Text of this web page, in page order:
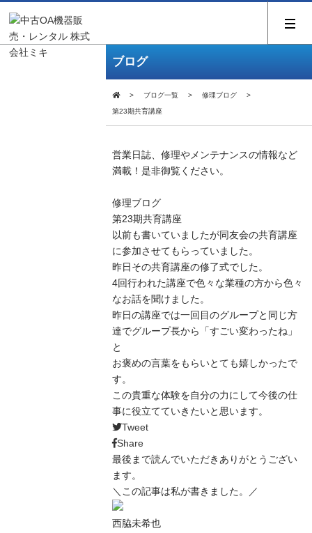
ブログ
ブログ一覧 修理ブログ
第23期共育講座
営業日誌、修理やメンテナンスの情報など
満載！是非御覧ください。
修理ブログ
第23期共育講座
以前も書いていましたが同友会の共育講座
に参加させてもらっていました。
昨日その共育講座の修了式でした。
4回行われた講座で色々な業種の方から色々
なお話を聞けました。
昨日の講座では一回目のグループと同じ方
達でグループ長から「すごい変わったね」
と
お褒めの言葉をもらいとても嬉しかったで
す。
この貴重な体験を自分の力にして今後の仕
事に役立てていきたいと思います。
Tweet
Share
最後まで読んでいただきありがとうござい
ます。
＼この記事は私が書きました。／
西脇未希也